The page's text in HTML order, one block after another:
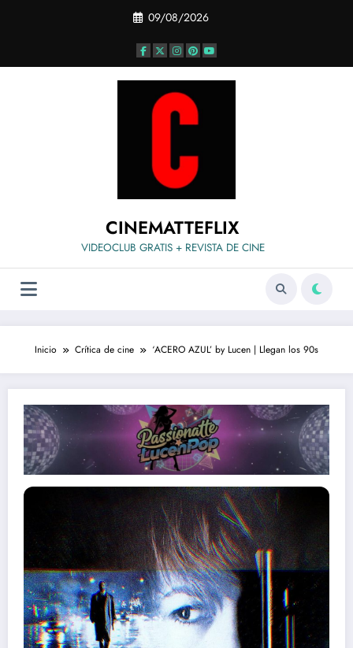
09/08/2026
CINEMATTEFLIX
VIDEOCLUB GRATIS + REVISTA DE CINE
Inicio Crítica de cine ‘ACERO AZUL’ by Lucen | Llegan los 90s